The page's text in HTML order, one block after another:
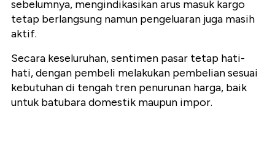
sebelumnya, mengindikasikan arus masuk kargo
tetap berlangsung namun pengeluaran juga masih
aktif.
Secara keseluruhan, sentimen pasar tetap hati-
hati, dengan pembeli melakukan pembelian sesuai
kebutuhan di tengah tren penurunan harga, baik
untuk batubara domestik maupun impor.